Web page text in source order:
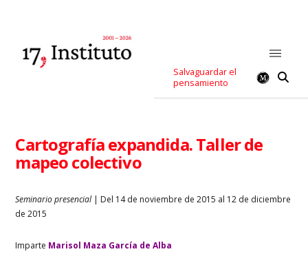
Salvaguardar el
pensamiento
Cartografía expandida. Taller de
mapeo colectivo
Seminario presencial| Del 14 de noviembre de 2015 al 12 de diciembre
de 2015
Imparte Marisol Maza García de Alba